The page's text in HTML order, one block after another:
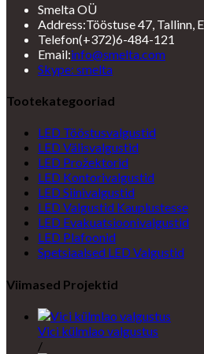
Smelta OÜ
Address:Tööstuse 47, Tallinn,
Telefon(+372)6-484-121
Email:info@smelta.comOpens
Skype: smeltaOpens
your
Tootekategooriad
LED Tööstusvalgustid
LED Välisvalgustid
LED Prožektorid
LED Kontorivalgustid
LED Siinivalgustid
LED Valgustid Kauplustesse
LED Evakuatsioonivalgustid
LED Plafoonid
Spetsiaalsed LED Valgustid
Viimased Projektid
Vici külmlao valgustus
/